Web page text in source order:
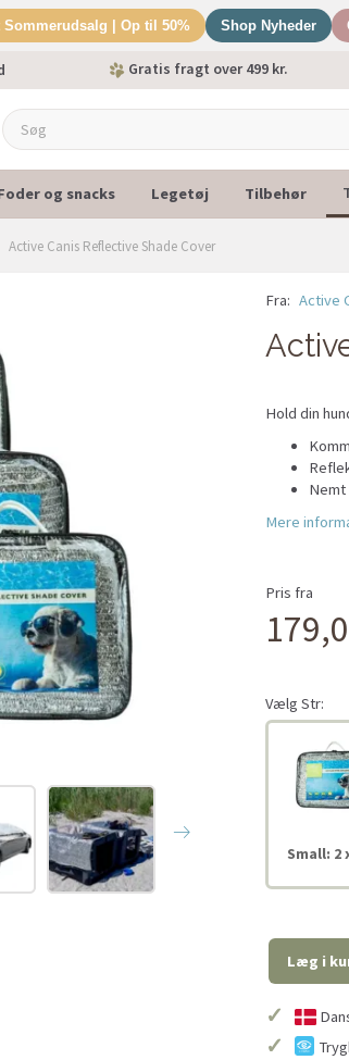
Sommerudsalg | Op til 50% Shop Nyheder
Gratis fragt over 499 kr.
og snacks Legetøj Tilbehør
Active Canis Reflective Shade Cover
Fra: Active
Hold din
Mere
Pris fra
Vælg Str:
Small: 2
Læg i
✓
✓